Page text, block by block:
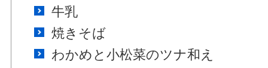
牛乳
焼きそば
わかめと小松菜のツナ和え